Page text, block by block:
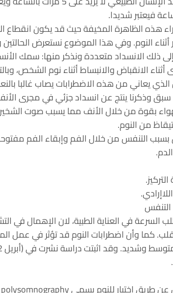
فيعتبر شديدا.
هذه الظاهرة المخيفة حيث قد يكون
أثناء النوم. وفي هذا الموضوع نستعرض الحالتين
ذلك الانسداد متعددة ونذكر منها: سمك
الانقباض والانبساط أثناء نوم الشخص،
يعاني من هذه الاضطرابات يصاب غالبا
وذكرنا ينتج عن انسداد جزئي في مجرى
بقوة من خلال الأنف مما يسبب صوت
من النوم.
التنفس من خلال الفم وإبقاء الفم
السرعة في العناية الطبية، لان الإهمال
كما وأن اضطرابات النوم قد تؤثر في عمل